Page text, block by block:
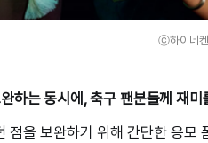
ⓒ하이네
하는 동시에, 축구 팬분들께 재미
점을 보완하기 위해 간단한 응모